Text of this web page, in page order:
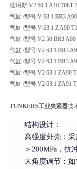
德珂斯 V2 50.1 A10 T08T
气缸 /型号:V 63.1 BR3
气缸 /型号:V 63.1 Z A90
气缸 /型号:V2 50 BR3
气缸 /型号:V2 63.1 BR3
气缸 /型号:V2 63.1 BR3
气缸 /型号:V2 63.1 ZA90
气缸 /型号:V2 63.1 ZA91
TUNKERS工业夹紧器技
结构设计 ：
高强度外壳 ：
＞200MPa，抗
大角度调节 ：